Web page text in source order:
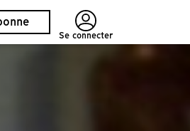
Se connecter